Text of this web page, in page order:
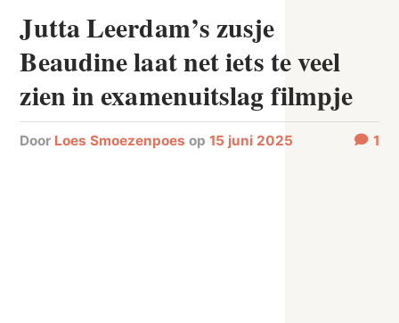
Jutta Leerdam’s zusje
Beaudine laat net iets te veel
zien in examenuitslag filmpje
door Loes Smoezenpoes op15 juni 2025 1